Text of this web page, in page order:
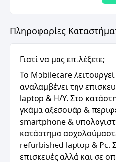
Πληροφορίες
Γιατί να μας επιλέξετε;
Το Mobilecare
αναλαμβένει την
laptop & H/Y. Στο
γκάμα αξεσουάρ &
smartphone &
κατάστημα
refurbished laptop & Pc.
επισκευές αλλά και σε